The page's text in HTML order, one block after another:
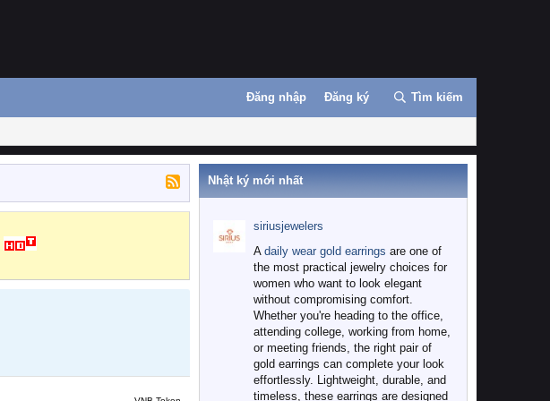
Đăng nhập Đăng ký Tìm kiếm
Nhật ký mới nhất
siriusjewelers
A daily wear gold earrings are one of
the most practical jewelry choices for
women who want to look elegant
without compromising comfort.
Whether you're heading to the office,
attending college, working from home,
or meeting friends, the right pair of
gold earrings can complete your look
effortlessly. Lightweight, durable, and
timeless, these earrings are designed